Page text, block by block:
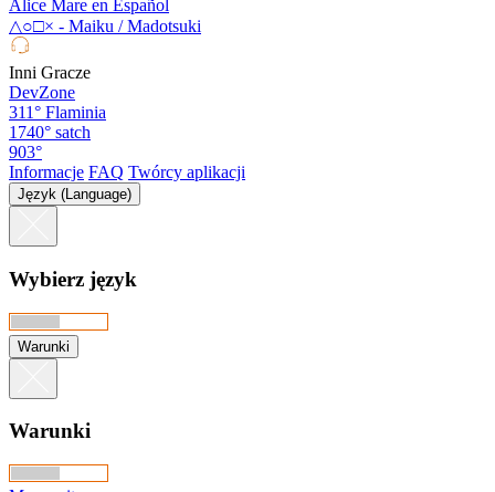
Alice Mare en Español
△○□× - Maiku / Madotsuki
Inni Gracze
DevZone
311° Flaminia
1740° satch
903°
Informacje FAQ Twórcy aplikacji
Język (Language)
Wybierz język
Warunki
Warunki